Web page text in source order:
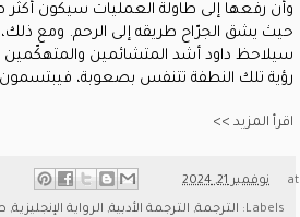
وأن رفعها إلى طاولة العمليات سيكون
حيث يشق الجرّاح طريقه إلى الرحم. ومع
سيلاحظ داود أشد المتشائمين
رؤية تلك النطفة تتنفس بصعوبة،
اقرأ المزيد >>
at نوفمبر 21, 2024
Labels: الترجمة, الترجمة الأدبية, الرواية الإنجليزية,